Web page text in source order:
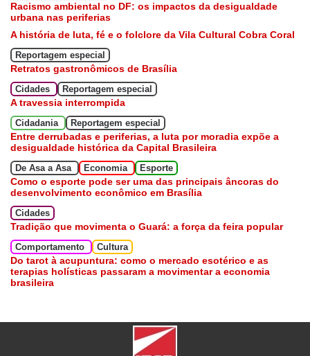
Racismo ambiental no DF: os impactos da desigualdade
urbana nas periferias
A história de luta, fé e o folclore da Vila Cultural Cobra Coral
Reportagem especial
Retratos gastronômicos de Brasília
Cidades Reportagem especial
A travessia interrompida
Cidadania Reportagem especial
Entre derrubadas e periferias, a luta por moradia expõe a
desigualdade histórica da Capital Brasileira
De Asa a Asa Economia Esporte
Como o esporte pode ser uma das principais âncoras do
desenvolvimento econômico em Brasília
Cidades
Tradição que movimenta o Guará: a força da feira popular
Comportamento Cultura
Do tarot à acupuntura: como o mercado esotérico e as
terapias holísticas passaram a movimentar a economia
brasileira